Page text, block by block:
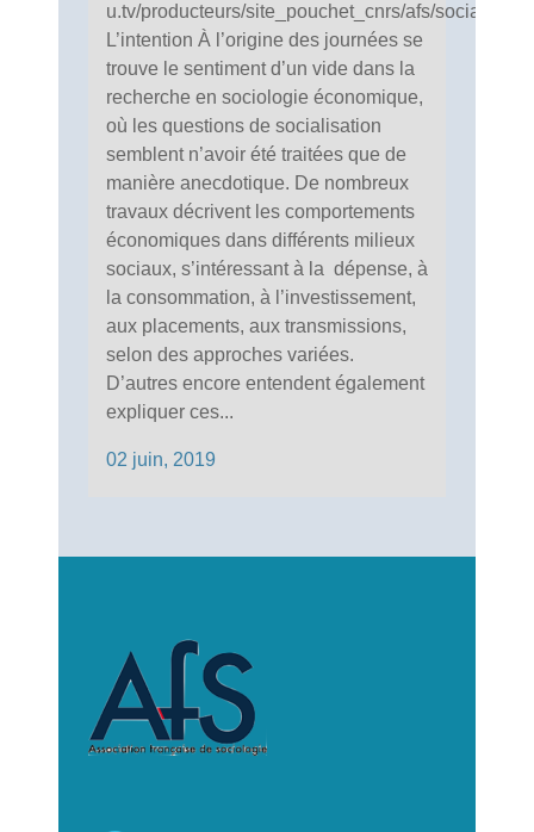
u.tv/producteurs/site_pouchet_cnrs/afs/
L’intention À l’origine des journées se
trouve le sentiment d’un vide dans la
recherche en sociologie économique,
où les questions de socialisation
semblent n’avoir été traitées que de
manière anecdotique. De nombreux
travaux décrivent les comportements
économiques dans différents milieux
sociaux, s’intéressant à la dépense, à
la consommation, à l’investissement,
aux placements, aux transmissions,
selon des approches variées.
D’autres encore entendent également
expliquer ces...
02 juin, 2019